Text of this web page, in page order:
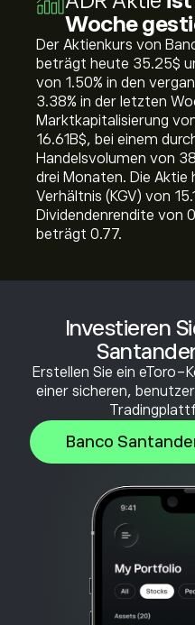
Investieren
Erstellen Sie ein eToro-
einer sicheren,
Banco
Woche
Der Aktienkurs von
beträgt heute 35.25‎$‎
von ‎1.50‎% in den
‎3.38‎% in der letzten
Marktkapitalisierung
16.61B‎$‎, bei einem
Handelsvolumen von
drei Monaten. Die
Verhältnis (KGV) von
Dividendenrendite von
beträgt 0.77.